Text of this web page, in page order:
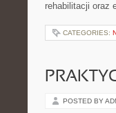
rehabilitacji oraz
CATEGORIES:
POSTED BY